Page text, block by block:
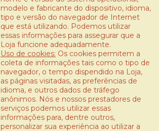
modelo e fabricante do dispositivo, idioma,
tipo e versão do navegador de Internet
que está utilizando. Podemos utilizar
essas informações para assegurar que a
Loja funcione adequadamente.
Uso de cookies: Os cookies permitem a
coleta de informações tais como o tipo de
navegador, o tempo dispendido na Loja,
as páginas visitadas, as preferências de
idioma, e outros dados de tráfego
anônimos. Nós e nossos prestadores de
serviços podemos utilizar essas
informações para, dentre outros,
personalizar sua experiência ao utilizar a